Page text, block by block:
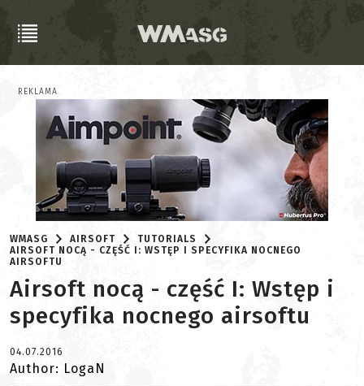
REKLAMA
WMASG AIRSOFT
TUTORIALS
AIRSOFT NOCĄ - CZĘŚĆ I: WSTĘP I SPECYFIKA NOCNEGO
AIRSOFTU
Airsoft nocą - część I: Wstęp i
specyfika nocnego airsoftu
04.07.2016
Author: LogaN